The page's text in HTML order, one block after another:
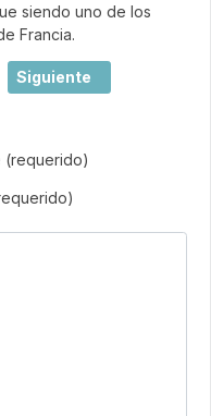
siendo uno de los
Francia.
isla francesa entre
Artículo siguiente:
Siguiente
(requerido)